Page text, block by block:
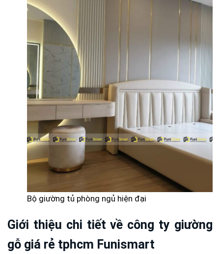
Bộ giường tủ phòng ngủ hiện đại
Giới thiệu chi tiết về công ty giường
gỗ giá rẻ tphcm Funismart